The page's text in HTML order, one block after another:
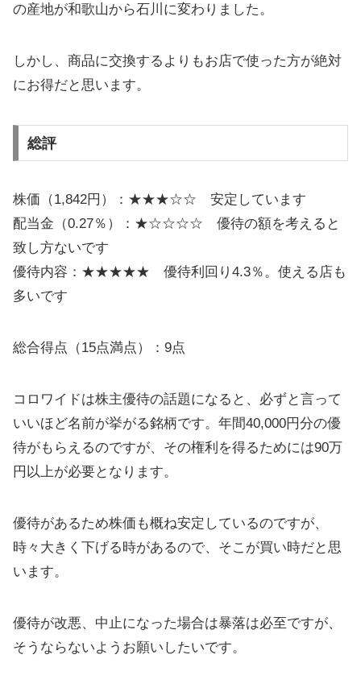
の産地が和歌山から石川に変わりました。
しかし、商品に交換するよりもお店で使った方が絶対
にお得だと思います。
総評
株価（1,842円）：★★★☆☆ 安定しています
配当金（0.27％）：★☆☆☆☆ 優待の額を考えると
致し方ないです
優待内容：★★★★★ 優待利回り4.3％。使える店も
多いです
総合得点（15点満点）：9点
コロワイドは株主優待の話題になると、必ずと言って
いいほど名前が挙がる銘柄です。年間40,000円分の優
待がもらえるのですが、その権利を得るためには90万
円以上が必要となります。
優待があるため株価も概ね安定しているのですが、
時々大きく下げる時があるので、そこが買い時だと思
います。
優待が改悪、中止になった場合は暴落は必至ですが、
そうならないようお願いしたいです。